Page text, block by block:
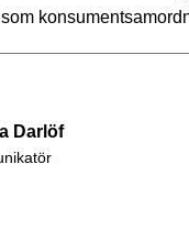
Darlöf